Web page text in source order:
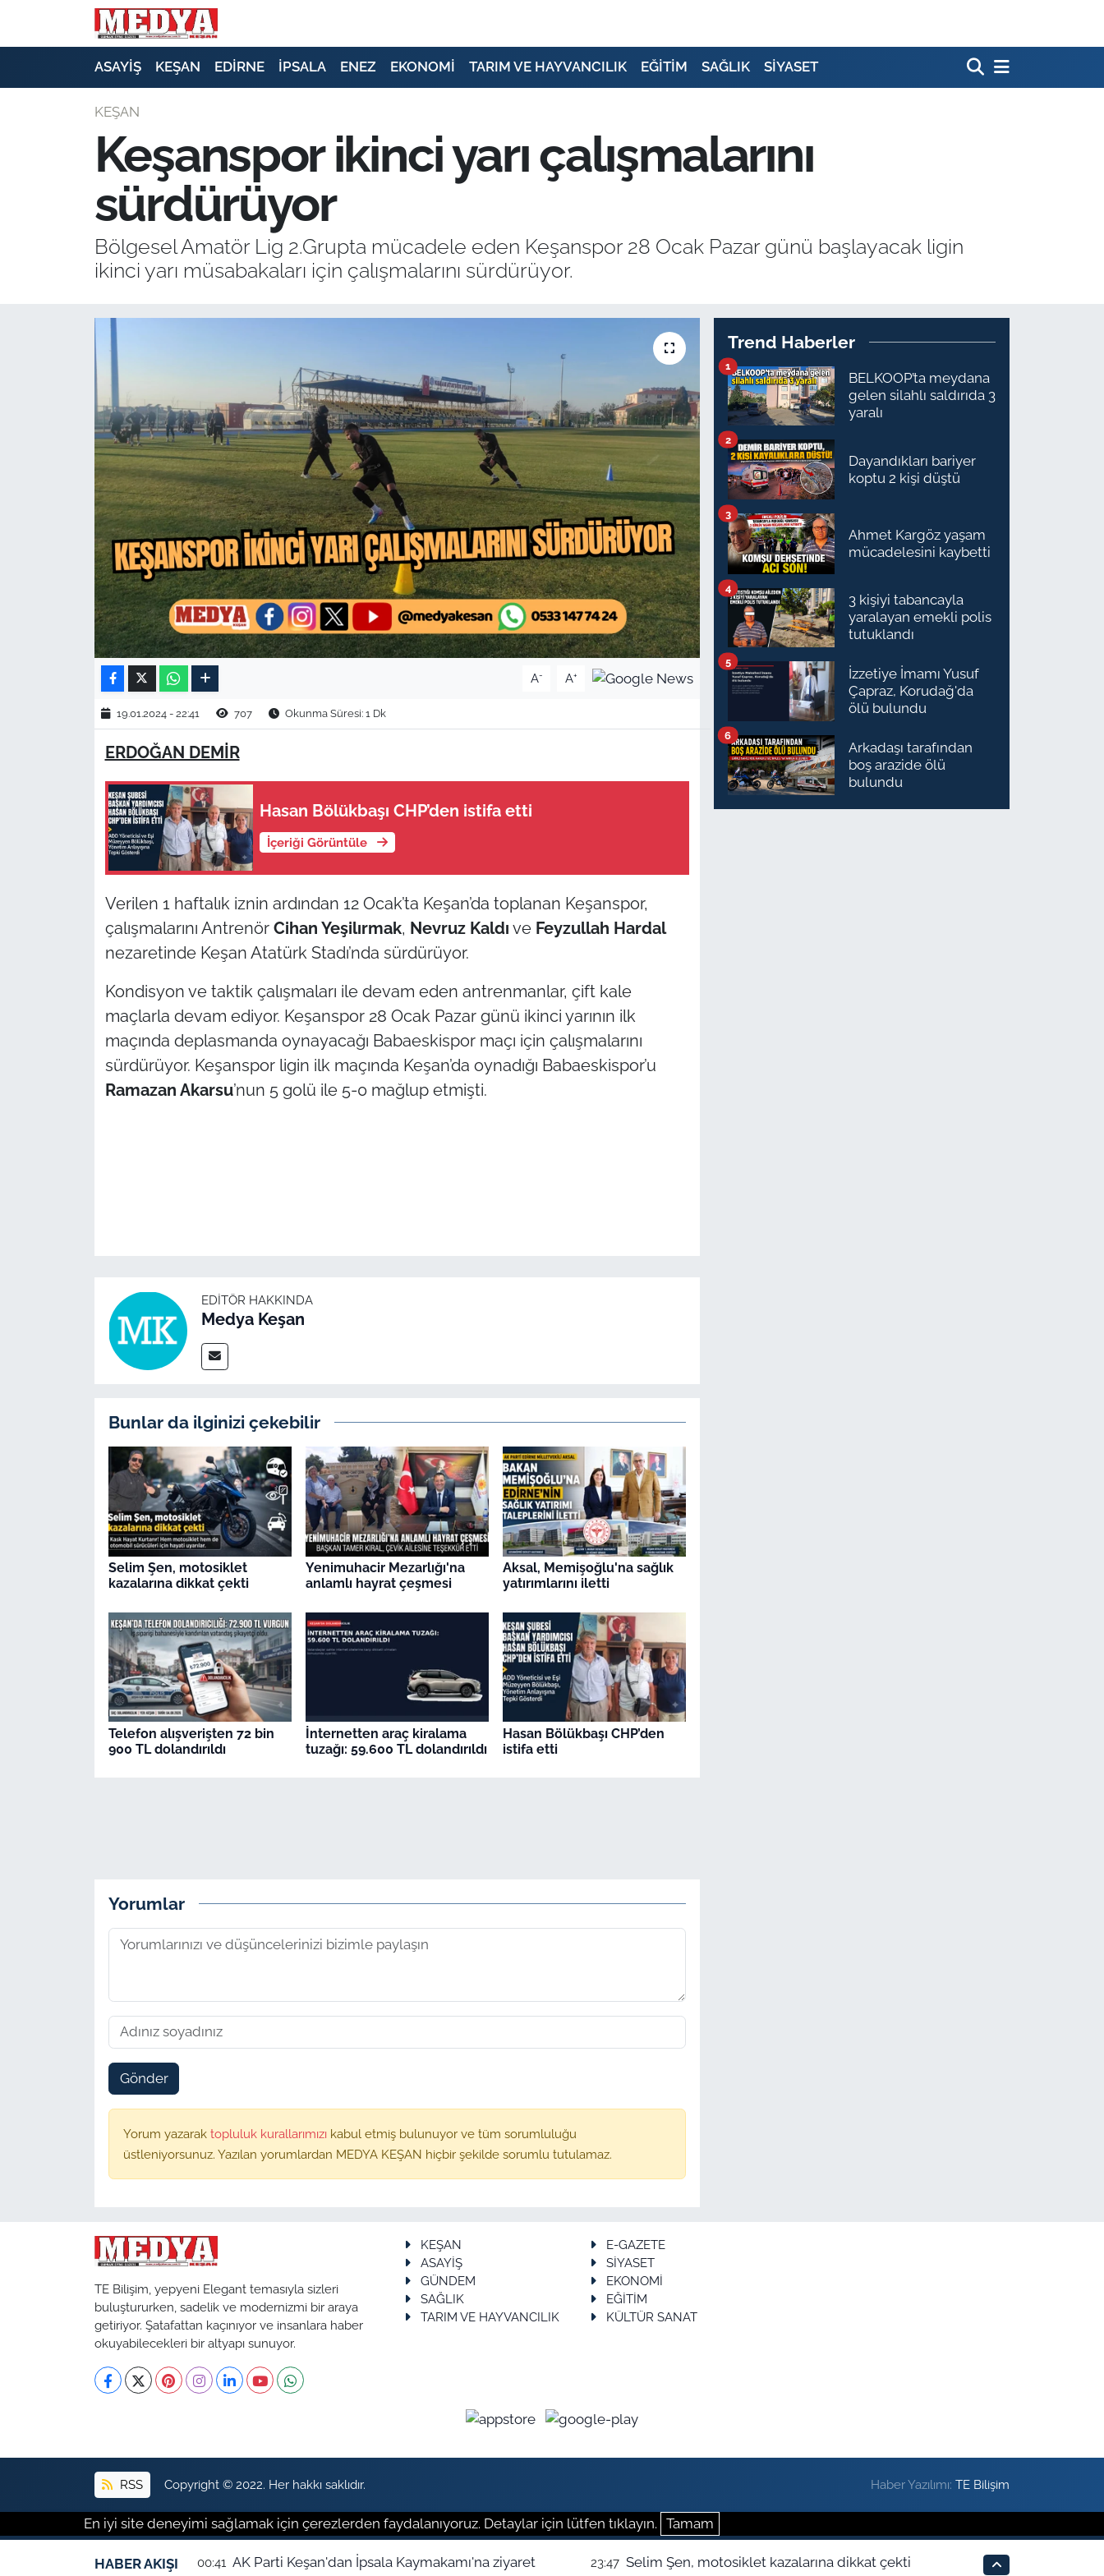
ASAYİŞ KEŞAN EDİRNE İPSALA ENEZ EKONOMİ TARIM VE HAYVANCILIK EĞİTİM SAĞLIK SİYASET
KEŞAN
Keşanspor ikinci yarı çalışmalarını
sürdürüyor
Bölgesel Amatör Lig 2.Grupta mücadele eden Keşanspor 28 Ocak Pazar günü başlayacak ligin
ikinci yarı müsabakaları için çalışmalarını sürdürüyor.
A- A+
19.01.2024 - 22:41 707 Okunma Süresi: 1 Dk
ERDOĞAN DEMİR
Hasan Bölükbaşı CHP’den istifa etti
İçeriği Görüntüle
Verilen 1 haftalık iznin ardından 12 Ocak’ta Keşan’da toplanan Keşanspor,
çalışmalarını Antrenör Cihan Yeşilırmak, Nevruz Kaldı ve Feyzullah Hardal
nezaretinde Keşan Atatürk Stadı’nda sürdürüyor.
Kondisyon ve taktik çalışmaları ile devam eden antrenmanlar, çift kale
maçlarla devam ediyor. Keşanspor 28 Ocak Pazar günü ikinci yarının ilk
maçında deplasmanda oynayacağı Babaeskispor maçı için çalışmalarını
sürdürüyor. Keşanspor ligin ilk maçında Keşan’da oynadığı Babaeskispor’u
Ramazan Akarsu’nun 5 golü ile 5-0 mağlup etmişti.
EDITÖR HAKKINDA
Medya Keşan
Bunlar da ilginizi çekebilir
Selim Şen, motosiklet
kazalarına dikkat çekti
Yenimuhacir Mezarlığı'na
anlamlı hayrat çeşmesi
Aksal, Memişoğlu'na sağlık
yatırımlarını iletti
Telefon alışverişten 72 bin
900 TL dolandırıldı
İnternetten araç kiralama
tuzağı: 59.600 TL dolandırıldı
Hasan Bölükbaşı CHP’den
istifa etti
Yorumlar
Gönder
Yorum yazarak topluluk kurallarımızı kabul etmiş bulunuyor ve tüm sorumluluğu
üstleniyorsunuz. Yazılan yorumlardan MEDYA KEŞAN hiçbir şekilde sorumlu tutulamaz.
Trend Haberler
BELKOOP’ta meydana
gelen silahlı saldırıda 3
yaralı
1
Dayandıkları bariyer
koptu 2 kişi düştü
2
Ahmet Kargöz yaşam
mücadelesini kaybetti
3
3 kişiyi tabancayla
yaralayan emekli polis
tutuklandı
4
İzzetiye İmamı Yusuf
Çapraz, Korudağ'da
ölü bulundu
5
Arkadaşı tarafından
boş arazide ölü
bulundu
6
TE Bilişim, yepyeni Elegant temasıyla sizleri
buluştururken, sadelik ve modernizmi bir araya
getiriyor. Şatafattan kaçınıyor ve insanlara haber
okuyabilecekleri bir altyapı sunuyor.
KEŞAN
E-GAZETE
ASAYİŞ
SİYASET
GÜNDEM
EKONOMİ
SAĞLIK
EĞİTİM
TARIM VE HAYVANCILIK
KÜLTÜR SANAT
RSS Copyright © 2022. Her hakkı saklıdır. Haber Yazılımı:TE Bilişim
En iyi site deneyimi sağlamak için çerezlerden faydalanıyoruz. Detaylar için lütfen tıklayın. Tamam
HABER AKIŞI 00:41 AK Parti Keşan'dan İpsala Kaymakamı'na ziyaret 23:47 Selim Şen, motosiklet kazalarına dikkat çekti
E-GAZETE
EKONOMİ
SAĞLIK
TARIM VE HAYVANCILIK
KÜLTÜR SANAT
RESMİ İLAN
EDİRNE
TEKİRDAĞ
KIRKLARELİ
ÇANAKKALE
Flaş Haber
Dış Haberler
Gündem-Eğitim